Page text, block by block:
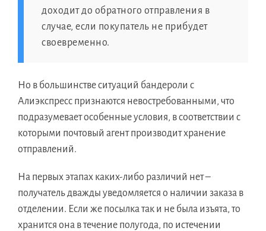
доходит до обратного отправления в
случае, если покупатель не прибудет
своевременно.
Но в большинстве ситуаций бандероли с
Алиэкспресс признаются невостребованными, что
подразумевает особенные условия, в соответствии с
которыми почтовый агент производит хранение
отправлений.
На первых этапах каких-либо различий нет –
получатель дважды уведомляется о наличии заказа в
отделении. Если же посылка так и не была изъята, то
хранится она в течение полугода, по истечении